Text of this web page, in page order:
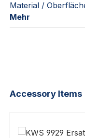
Material /
Mehr
Produktgalerie
Accessory Items